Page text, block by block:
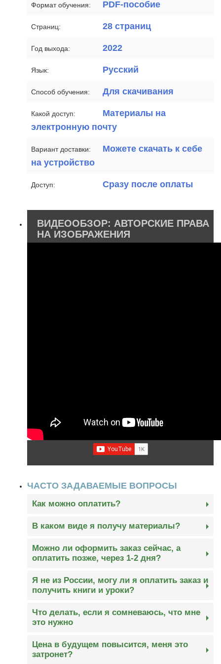
Формат обучения: PDF-пособие
Страниц: 28 страниц
Год выхода: 2022
Язык: Русский
Способ обучения: Для скачивания
Какой доступ:
Материалы на
электронную почту
Вариант доставки:
Можете скачать к себе
на устройство
Доступ: Сразу после оплаты
ВИДЕООБЗОР: АВТОРСКИЕ ПРАВА
НА ИЗОБРАЖЕНИЯ
ЧАСТО ЗАДАВАЕМЫЕ ВОПРОСЫ
Как можно оплатить?
— банковские карты и электронный кошелек.
Это НЕ рекуррентный платеж, средства
будут
В каком виде я получу материалы?
получите доступ в личный кабинет на
можно скачать книги
Можно ли оформить заказ сейчас, а
оплатить позже, через 1-2 дня?
часа после создания заказа
Я не из России, могу ли я оплатить заказ и
получить книги и уроки?
в любой стране, где есть интернет и возможны
любой стране.
Что делать, если я сомневаюсь, что мне
это нужно
уговаривать вас делать это.
Цена в будущем повысится, меня это
затронет?